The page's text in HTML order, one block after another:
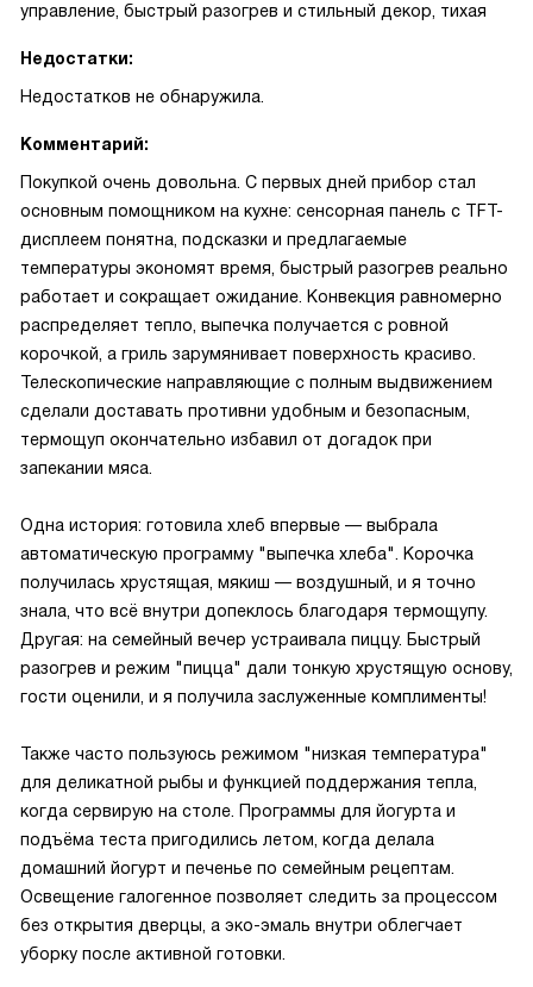
управление, быстрый разогрев и стильный декор, тихая
Недостатки:
Недостатков не обнаружила.
Комментарий:
Покупкой очень довольна. С первых дней прибор стал
основным помощником на кухне: сенсорная панель с TFT-
дисплеем понятна, подсказки и предлагаемые
температуры экономят время, быстрый разогрев реально
работает и сокращает ожидание. Конвекция равномерно
распределяет тепло, выпечка получается с ровной
корочкой, а гриль зарумянивает поверхность красиво.
Телескопические направляющие с полным выдвижением
сделали доставать противни удобным и безопасным,
термощуп окончательно избавил от догадок при
запекании мяса.
Одна история: готовила хлеб впервые — выбрала
автоматическую программу "выпечка хлеба". Корочка
получилась хрустящая, мякиш — воздушный, и я точно
знала, что всё внутри допеклось благодаря термощупу.
Другая: на семейный вечер устраивала пиццу. Быстрый
разогрев и режим "пицца" дали тонкую хрустящую основу,
гости оценили, и я получила заслуженные комплименты!
Также часто пользуюсь режимом "низкая температура"
для деликатной рыбы и функцией поддержания тепла,
когда сервирую на столе. Программы для йогурта и
подъёма теста пригодились летом, когда делала
домашний йогурт и печенье по семейным рецептам.
Освещение галогенное позволяет следить за процессом
без открытия дверцы, а эко-эмаль внутри облегчает
уборку после активной готовки.